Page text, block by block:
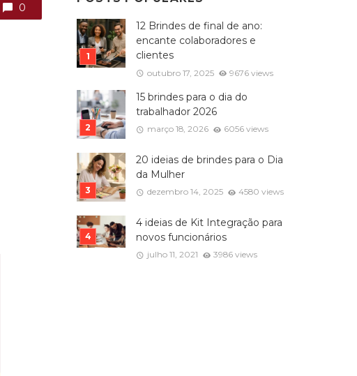
0
12 Brindes de final de ano:
encante colaboradores e
clientes
outubro 17, 2025 9676 views
15 brindes para o dia do
trabalhador 2026
março 18, 2026 6056 views
20 ideias de brindes para o Dia
da Mulher
dezembro 14, 2025 4580 views
4 ideias de Kit Integração para
novos funcionários
julho 11, 2021 3986 views